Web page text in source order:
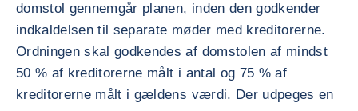
domstol gennemgår planen, inden den godkender
indkaldelsen til separate møder med kreditorerne.
Ordningen skal godkendes af domstolen af mindst
50 % af kreditorerne målt i antal og 75 % af
kreditorerne målt i gældens værdi. Der udpeges en